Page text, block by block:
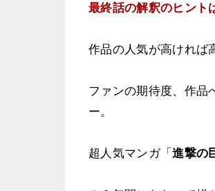
最終話の解釈のヒント
作品の人気が高ければ
ファンの期待度、作品
ー。
超人気マンガ「進撃の